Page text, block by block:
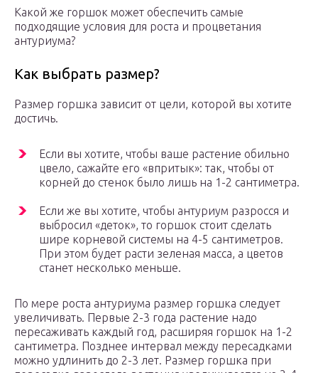
Какой же горшок может обеспечить самые
подходящие условия для роста и процветания
антуриума?
Как выбрать размер?
Размер горшка зависит от цели, которой вы хотите
достичь.
Если вы хотите, чтобы ваше растение обильно
цвело, сажайте его «впритык»: так, чтобы от
корней до стенок было лишь на 1-2 сантиметра.
Если же вы хотите, чтобы антуриум разросся и
выбросил «деток», то горшок стоит сделать
шире корневой системы на 4-5 сантиметров.
При этом будет расти зеленая масса, а цветов
станет несколько меньше.
По мере роста антуриума размер горшка следует
увеличивать. Первые 2-3 года растение надо
пересаживать каждый год, расширяя горшок на 1-2
сантиметра. Позднее интервал между пересадками
можно удлинить до 2-3 лет. Размер горшка при